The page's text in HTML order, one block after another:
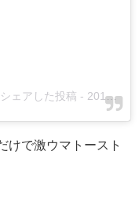
ェアした投稿 - 2019年 6月月18日午前3時58分PDT
けで激ウマトースト